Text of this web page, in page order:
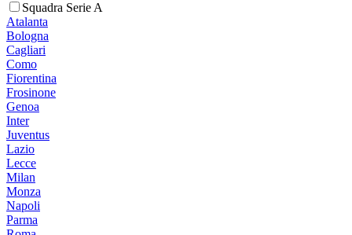
Squadra Serie A
Atalanta
Bologna
Cagliari
Como
Fiorentina
Frosinone
Genoa
Inter
Juventus
Lazio
Lecce
Milan
Monza
Napoli
Parma